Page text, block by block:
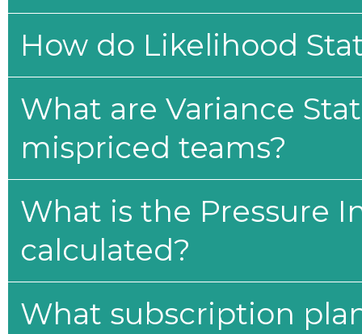
How do Likelihood
What are Variance
mispriced teams?
What is the Pressure
calculated?
What subscription